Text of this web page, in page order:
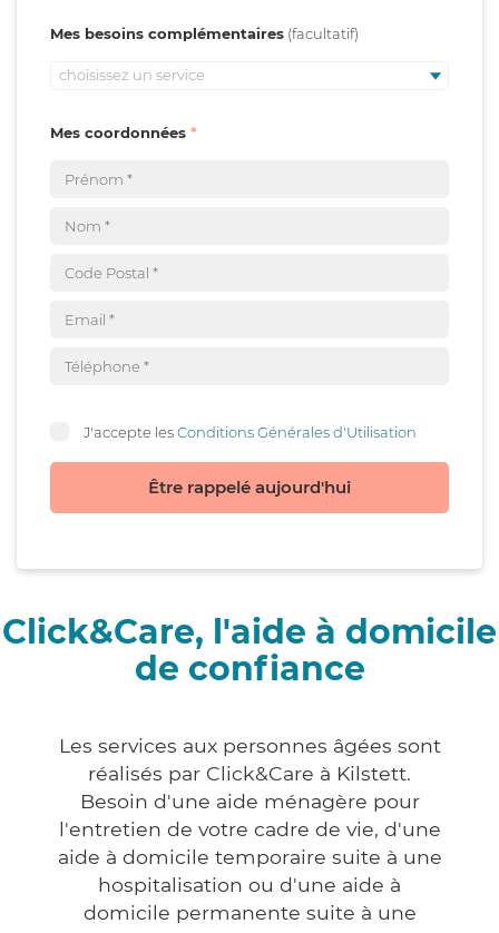
Mes besoins complémentaires
choisissez un service
Mes coordonnées
J'accepte lesConditions Générales d'Utilisation
Être rappelé aujourd'hui
Click&Care, l'aide à domicile
de confiance
Les services aux personnes âgées sont
réalisés par Click&Care à Kilstett.
Besoin d'une aide ménagère pour
l'entretien de votre cadre de vie, d'une
aide à domicile temporaire suite à une
hospitalisation ou d'une aide à
domicile permanente suite à une